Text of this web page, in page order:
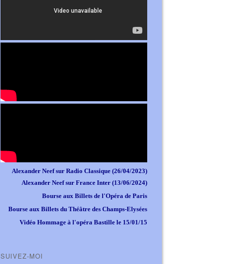
Alexander Neef sur Radio Classique (26/04/2023)
Alexander Neef sur France Inter (13/06/2024)
Bourse aux Billets de l'Opéra de Paris
Bourse aux Billets du Théâtre des Champs-Elysées
Vidéo Hommage à l'opéra Bastille le 15/01/15
SUIVEZ-MOI